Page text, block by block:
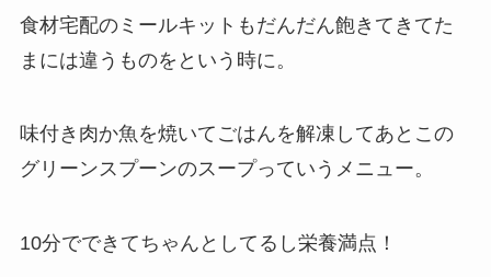
食材宅配のミールキットもだんだん飽きてきてた
まには違うものをという時に。
味付き肉か魚を焼いてごはんを解凍してあとこの
グリーンスプーンのスープっていうメニュー。
10分でできてちゃんとしてるし栄養満点！